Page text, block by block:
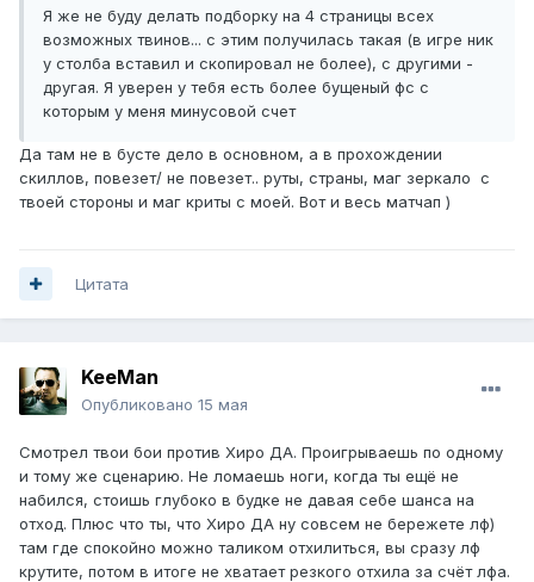
Я же не буду делать подборку на 4 страницы всех
возможных твинов... с этим получилась такая (в игре ник
у столба вставил и скопировал не более), с другими -
другая. Я уверен у тебя есть более бущеный фс с
которым у меня минусовой счет
Да там не в бусте дело в основном, а в прохождении
скиллов, повезет/ не повезет.. руты, страны, маг зеркало с
твоей стороны и маг криты с моей. Вот и весь матчап )
Цитата
KeeMan
Опубликовано 15 мая
Смотрел твои бои против Хиро ДА. Проигрываешь по одному
и тому же сценарию. Не ломаешь ноги, когда ты ещё не
набился, стоишь глубоко в будке не давая себе шанса на
отход. Плюс что ты, что Хиро ДА ну совсем не бережете лф)
там где спокойно можно таликом отхилиться, вы сразу лф
крутите, потом в итоге не хватает резкого отхила за счёт лфа.